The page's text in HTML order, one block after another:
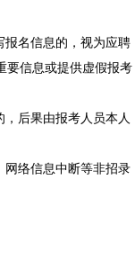
名信息的，视为应聘
要信息或提供虚假报考
后果由报考人员本人
络信息中断等非招录